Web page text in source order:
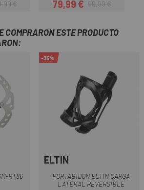
regular
€
Precio
79,99 €Precio regular
99,99 €
COMPRARON ESTE PRODUCTO
RT86
-35%
ELTIN
PORTABIDON ELTIN CARGA
LATERAL REVERSIBLE